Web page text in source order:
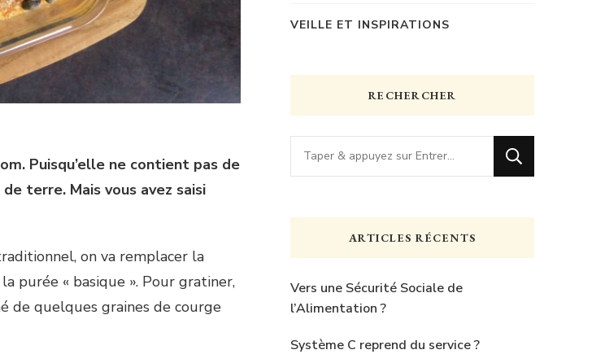
Puisqu’elle ne contient pas de
terre. Mais vous avez saisi
on va remplacer la
purée « basique ». Pour gratiner,
de quelques graines de courge
VEILLE ET INSPIRATIONS
RECHERCHER
Vous
recherchiez
chose
ARTICLES RÉCENTS
Vers une Sécurité Sociale de
l’Alimentation ?
Système C reprend du service ?